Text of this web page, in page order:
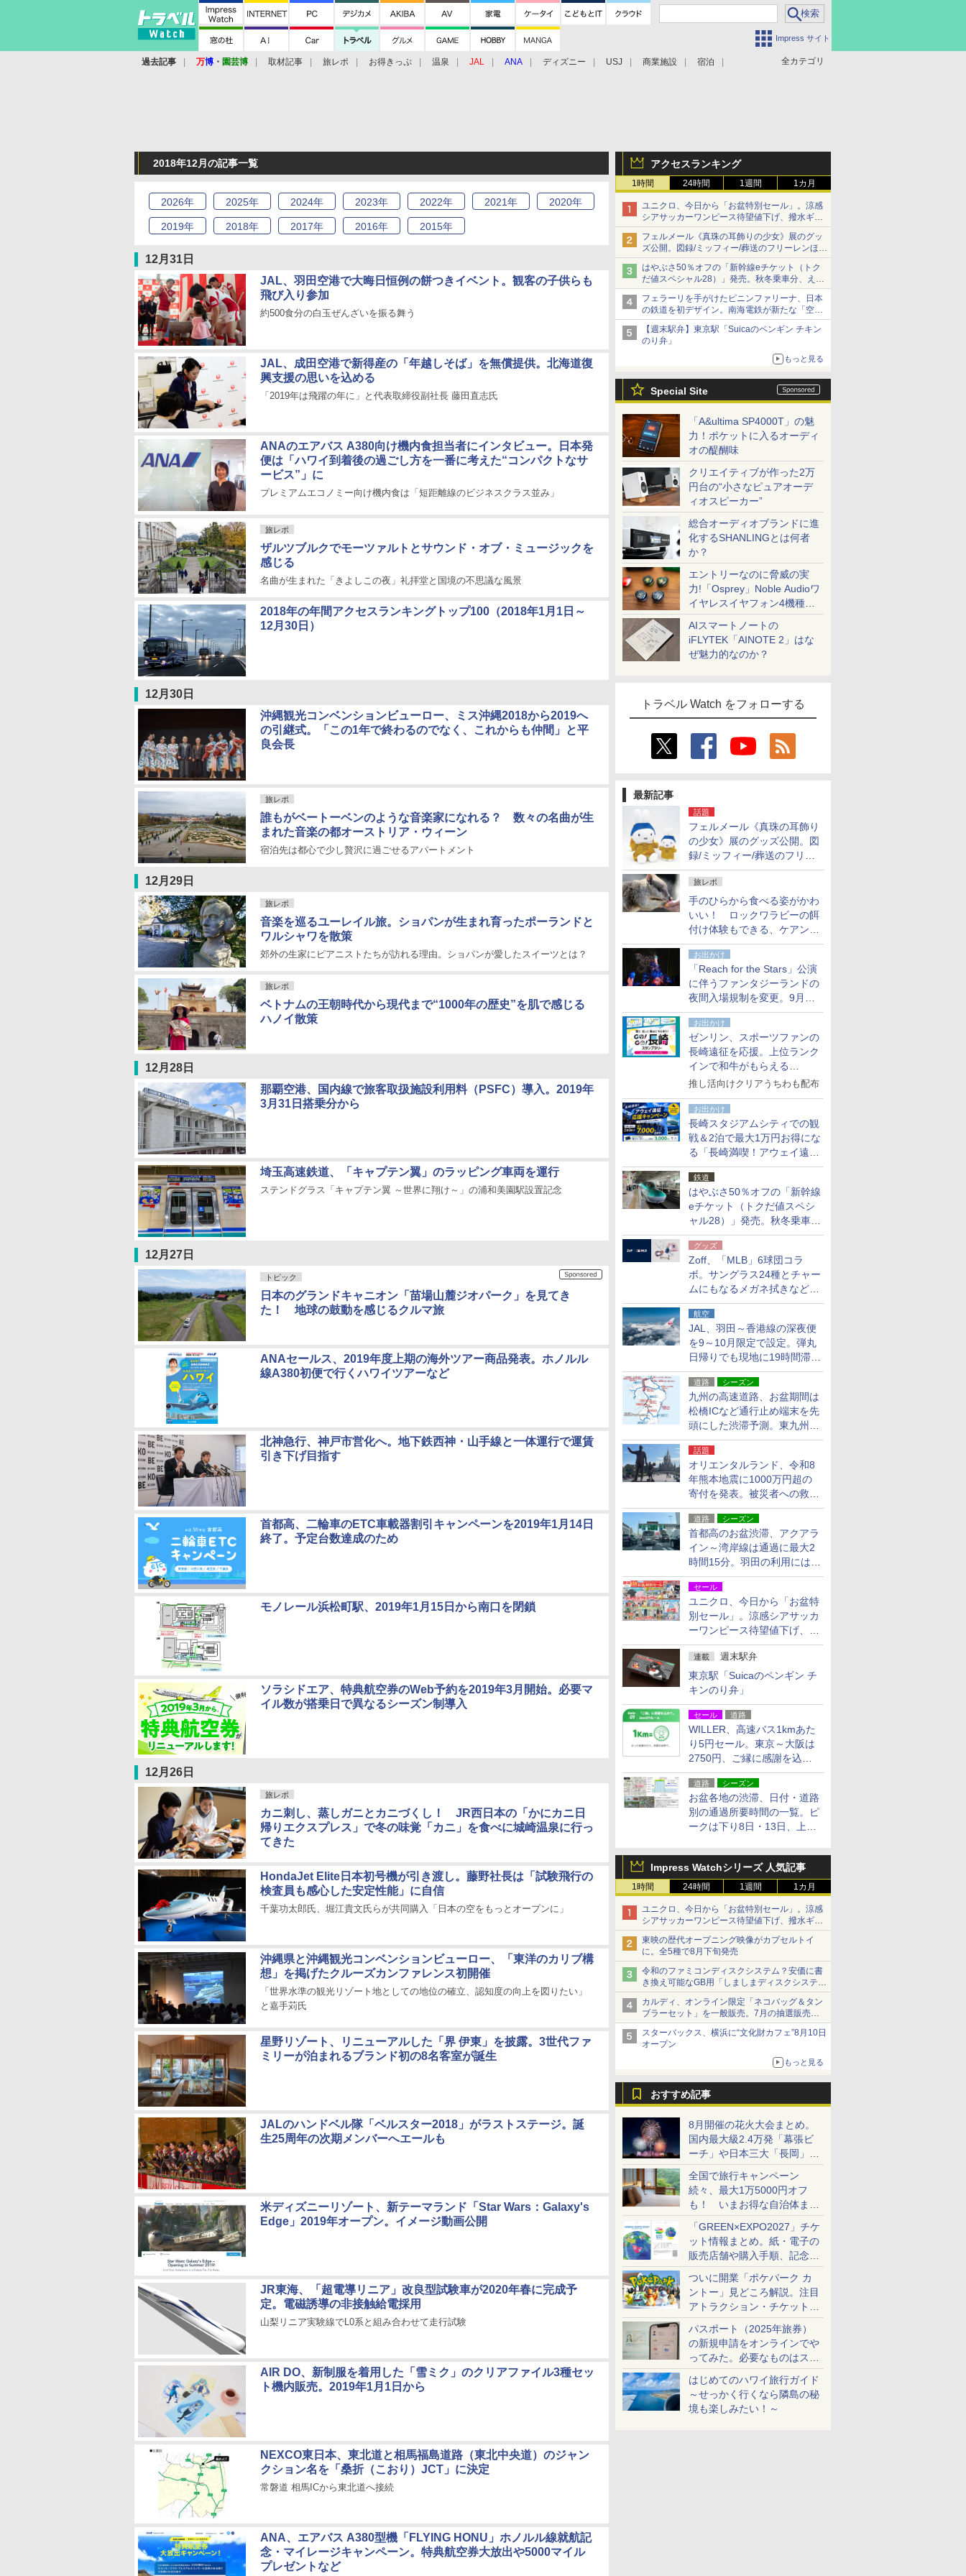
Impress サイト
全カテゴリ
過去記事 万博 ・ 園芸博 取材記事 旅レポ お得きっぷ 温泉 JAL ANA ディズニー USJ 商業施設 宿泊
アクセスランキング
1時間 24時間 1週間 1カ月
ユニクロ、今日から「お盆特別セール」。涼感
シアサッカーワンピース待望値下げ、撥水ギア
ショーツは1990円に
フェルメール《真珠の耳飾りの少女》展のグッ
ズ公開。図録/ミッフィー/葬送のフリーレンほ
か、注目ブランドコラボが実現
はやぶさ50％オフの「新幹線eチケット（トク
だ値スペシャル28）」発売。秋冬乗車分、えき
ねっと限定
フェラーリを手がけたピニンファリーナ、日本
の鉄道を初デザイン。南海電鉄が新たな「空港
特急」をなにわ筋線へ導入
【週末駅弁】東京駅「Suicaのペンギン チキン
のり弁」
もっと見る
Special Site
「A&ultima SP4000T」の魅
力！ポケットに入るオーディ
オの醍醐味
クリエイティブが作った2万
円台の“小さなピュアオーデ
ィオスピーカー”
総合オーディオブランドに進
化するSHANLINGとは何者
か？
エントリーなのに脅威の実
力!「Osprey」Noble Audioワ
イヤレスイヤフォン4機種を
一気に聴く
AIスマートノートの
iFLYTEK「AINOTE 2」はな
ぜ魅力的なのか？
トラベル Watch をフォローする
最新記事
話題
フェルメール《真珠の耳飾り
の少女》展のグッズ公開。図
録/ミッフィー/葬送のフリー
レンほか、注目ブランドコラ
ボが実現
旅レポ
手のひらから食べる姿がかわ
いい！ ロックワラビーの餌
付け体験もできる、ケアンズ
でアサートン高原の日本語ガ
イド付きツアーに参加してみ
た
お出かけ
「Reach for the Stars」公演
に伴うファンタジーランドの
夜間入場規制を変更。9月か
ら18時50分～20時ごろに
お出かけ
ゼンリン、スポーツファンの
長崎遠征を応援。上位ランク
インで和牛がもらえる
「GO！GO！長崎スタンプラ
推し活向けクリアうちわも配布
お出かけ
長崎スタジアムシティでの観
戦＆2泊で最大1万円お得にな
る「長崎満喫！アウェイ遠征
応援キャンペーン」
鉄道
はやぶさ50％オフの「新幹線
eチケット（トクだ値スペシ
ャル28）」発売。秋冬乗車
分、えきねっと限定
グッズ
Zoff、「MLB」6球団コラ
ボ。サングラス24種とチャー
ムにもなるメガネ拭きなど雑
貨24種
航空
JAL、羽田～香港線の深夜便
を9～10月限定で設定。弾丸
日帰りでも現地に19時間滞在
できる
道路 シーズン
九州の高速道路、お盆期間は
松橋ICなど通行止め端末を先
頭にした渋滞予測。東九州道
への迂回は料金調整を実施
話題
オリエンタルランド、令和8
年熊本地震に1000万円超の
寄付を発表。被災者への救援
活動・復旧支援
道路 シーズン
首都高のお盆渋滞、アクアラ
イン～湾岸線は通過に最大2
時間15分。羽田の利用には
「空港西出口」の利用検討を
セール
ユニクロ、今日から「お盆特
別セール」。涼感シアサッカ
ーワンピース待望値下げ、撥
水ギアショーツは1990円に
連載 週末駅弁
東京駅「Suicaのペンギン チ
キンのり弁」
セール 道路
WILLER、高速バス1kmあた
り5円セール。東京～大阪は
2750円、ご縁に感謝を込め
た20周年記念キャンペーン
道路 シーズン
お盆各地の渋滞、日付・道路
別の通過所要時間の一覧。ピ
ークは下り8日・13日、上り
Impress Watchシリーズ 人気記事
1時間 24時間 1週間 1カ月
ユニクロ、今日から「お盆特別セール」。涼感
シアサッカーワンピース待望値下げ、撥水ギア
ショーツは1990円に
東映の歴代オープニング映像がカプセルトイ
に。全5種で8月下旬発売
令和のファミコンディスクシステム？安価に書
き換え可能なGB用「しましまディスクシステ
ム」
カルディ、オンライン限定「ネコバッグ＆タン
ブラーセット」を一般販売。7月の抽選販売の
当選無効分
スターバックス、横浜に“文化財カフェ”8月10日
オープン
もっと見る
おすすめ記事
8月開催の花火大会まとめ。
国内最大級2.4万発「幕張ビ
ーチ」や日本三大「長岡」な
ど大型イベント目白押し！
全国で旅行キャンペーン
続々、最大1万5000円オフ
も！ いまお得な自治体まと
め
「GREEN×EXPO2027」チケ
ット情報まとめ。紙・電子の
販売店舗や購入手順、記念チ
ケットも解説
ついに開業「ポケパーク カ
ントー」見どころ解説。注目
アトラクション・チケット手
配・来場前に必要な準備は？
パスポート（2025年旅券）
の新規申請をオンラインでや
ってみた。必要なものはスマ
ホとマイナカードのみ
はじめてのハワイ旅行ガイド
～せっかく行くなら隣島の秘
境も楽しみたい！～
2018年12月の記事一覧
2026年 2025年 2024年 2023年 2022年 2021年 2020年
2019年 2018年 2017年 2016年 2015年
12月31日
JAL、羽田空港で大晦日恒例の餅つきイベント。観客の子供らも
飛び入り参加
約500食分の白玉ぜんざいを振る舞う
JAL、成田空港で新得産の「年越しそば」を無償提供。北海道復
興支援の思いを込める
「2019年は飛躍の年に」と代表取締役副社長 藤田直志氏
ANAのエアバス A380向け機内食担当者にインタビュー。日本発
便は「ハワイ到着後の過ごし方を一番に考えた“コンパクトなサ
ービス”」に
プレミアムエコノミー向け機内食は「短距離線のビジネスクラス並み」
旅レポ
ザルツブルクでモーツァルトとサウンド・オブ・ミュージックを
感じる
名曲が生まれた「きよしこの夜」礼拝堂と国境の不思議な風景
2018年の年間アクセスランキングトップ100（2018年1月1日～
12月30日）
12月30日
沖縄観光コンベンションビューロー、ミス沖縄2018から2019へ
の引継式。「この1年で終わるのでなく、これからも仲間」と平
良会長
旅レポ
誰もがベートーベンのような音楽家になれる？ 数々の名曲が生
まれた音楽の都オーストリア・ウィーン
宿泊先は都心で少し贅沢に過ごせるアパートメント
12月29日
旅レポ
音楽を巡るユーレイル旅。ショパンが生まれ育ったポーランドと
ワルシャワを散策
郊外の生家にピアニストたちが訪れる理由。ショパンが愛したスイーツとは？
旅レポ
ベトナムの王朝時代から現代まで“1000年の歴史”を肌で感じる
ハノイ散策
12月28日
那覇空港、国内線で旅客取扱施設利用料（PSFC）導入。2019年
3月31日搭乗分から
埼玉高速鉄道、「キャプテン翼」のラッピング車両を運行
ステンドグラス「キャプテン翼 ～世界に翔け～」の浦和美園駅設置記念
12月27日
トピック
日本のグランドキャニオン「苗場山麓ジオパーク」を見てき
た！ 地球の鼓動を感じるクルマ旅
ANAセールス、2019年度上期の海外ツアー商品発表。ホノルル
線A380初便で行くハワイツアーなど
北神急行、神戸市営化へ。地下鉄西神・山手線と一体運行で運賃
引き下げ目指す
首都高、二輪車のETC車載器割引キャンペーンを2019年1月14日
終了。予定台数達成のため
モノレール浜松町駅、2019年1月15日から南口を閉鎖
ソラシドエア、特典航空券のWeb予約を2019年3月開始。必要マ
イル数が搭乗日で異なるシーズン制導入
12月26日
旅レポ
カニ刺し、蒸しガニとカニづくし！ JR西日本の「かにカニ日
帰りエクスプレス」で冬の味覚「カニ」を食べに城崎温泉に行っ
てきた
HondaJet Elite日本初号機が引き渡し。藤野社長は「試験飛行の
検査員も感心した安定性能」に自信
千葉功太郎氏、堀江貴文氏らが共同購入「日本の空をもっとオープンに」
沖縄県と沖縄観光コンベンションビューロー、「東洋のカリブ構
想」を掲げたクルーズカンファレンス初開催
「世界水準の観光リゾート地としての地位の確立、認知度の向上を図りたい」
と嘉手苅氏
星野リゾート、リニューアルした「界 伊東」を披露。3世代ファ
ミリーが泊まれるブランド初の8名客室が誕生
JALのハンドベル隊「ベルスター2018」がラストステージ。誕
生25周年の次期メンバーへエールも
米ディズニーリゾート、新テーマランド「Star Wars：Galaxy's
Edge」2019年オープン。イメージ動画公開
JR東海、「超電導リニア」改良型試験車が2020年春に完成予
定。電磁誘導の非接触給電採用
山梨リニア実験線でL0系と組み合わせて走行試験
AIR DO、新制服を着用した「雪ミク」のクリアファイル3種セッ
ト機内販売。2019年1月1日から
NEXCO東日本、東北道と相馬福島道路（東北中央道）のジャン
クション名を「桑折（こおり）JCT」に決定
常磐道 相馬ICから東北道へ接続
ANA、エアバス A380型機「FLYING HONU」ホノルル線就航記
念・マイレージキャンペーン。特典航空券大放出や5000マイル
プレゼントなど